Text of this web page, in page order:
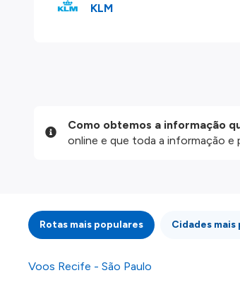
KLM
Como obtemos a informação
online e que toda a informação
Rotas mais populares Cidades
Voos Recife - São Paulo